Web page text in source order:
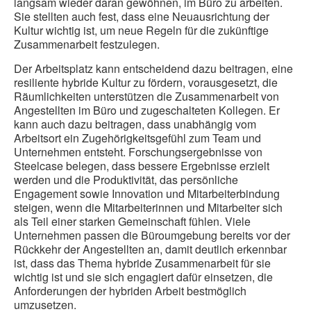
Sie stellten auch fest, dass eine Neuausrichtung der
Kultur wichtig ist, um neue Regeln für die zukünftige
Zusammenarbeit festzulegen.
Der Arbeitsplatz kann entscheidend dazu beitragen, eine
resiliente hybride Kultur zu fördern, vorausgesetzt, die
Räumlichkeiten unterstützen die Zusammenarbeit von
Angestellten im Büro und zugeschalteten Kollegen. Er
kann auch dazu beitragen, dass unabhängig vom
Arbeitsort ein Zugehörigkeitsgefühl zum Team und
Unternehmen entsteht. Forschungsergebnisse von
Steelcase belegen, dass bessere Ergebnisse erzielt
werden und die Produktivität, das persönliche
Engagement sowie Innovation und Mitarbeiterbindung
steigen, wenn die Mitarbeiterinnen und Mitarbeiter sich
als Teil einer starken Gemeinschaft fühlen. Viele
Unternehmen passen die Büroumgebung bereits vor der
Rückkehr der Angestellten an, damit deutlich erkennbar
ist, dass das Thema hybride Zusammenarbeit für sie
wichtig ist und sie sich engagiert dafür einsetzen, die
Anforderungen der hybriden Arbeit bestmöglich
umzusetzen.